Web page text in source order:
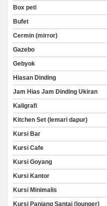
Box peti
Bufet
Cermin (mirror)
Gazebo
Gebyok
Hiasan Dinding
Jam Hias Jam Dinding Ukiran
Kaligrafi
Kitchen Set (lemari dapur)
Kursi Bar
Kursi Cafe
Kursi Goyang
Kursi Kantor
Kursi Minimalis
Kursi Panjang Santai (lounger)